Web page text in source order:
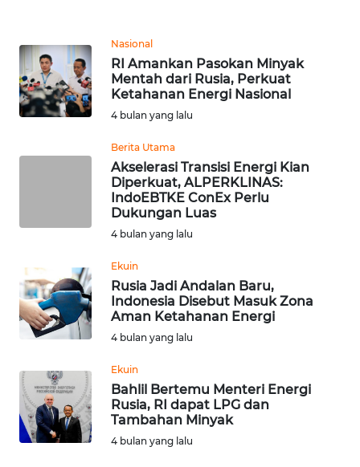
Nasional
RI Amankan Pasokan Minyak
Mentah dari Rusia, Perkuat
Ketahanan Energi Nasional
4 bulan yang lalu
Berita Utama
Akselerasi Transisi Energi Kian
Diperkuat, ALPERKLINAS:
IndoEBTKE ConEx Perlu
Dukungan Luas
4 bulan yang lalu
Ekuin
Rusia Jadi Andalan Baru,
Indonesia Disebut Masuk Zona
Aman Ketahanan Energi
4 bulan yang lalu
Ekuin
Bahlil Bertemu Menteri Energi
Rusia, RI dapat LPG dan
Tambahan Minyak
4 bulan yang lalu
LABUHANBATU
WN
TAPANULI
TENGAH
WN
PAKPAK
KARAWANG
WN
BEKASI